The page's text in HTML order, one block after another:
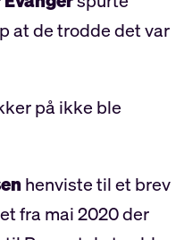
at de trodde det var
på ikke ble
henviste til et brev
fra mai 2020 der